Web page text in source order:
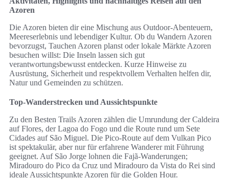
Azoren
Die Azoren bieten dir eine Mischung aus Outdoor-Abenteuern,
Meereserlebnis und lebendiger Kultur. Ob du Wandern Azoren
bevorzugst, Tauchen Azoren planst oder lokale Märkte Azoren
besuchen willst: Die Inseln lassen sich gut
verantwortungsbewusst entdecken. Kurze Hinweise zu
Ausrüstung, Sicherheit und respektvollem Verhalten helfen dir,
Natur und Gemeinden zu schützen.
Top-Wanderstrecken und Aussichtspunkte
Zu den Besten Trails Azoren zählen die Umrundung der Caldeira
auf Flores, der Lagoa do Fogo und die Route rund um Sete
Cidades auf São Miguel. Die Pico-Route auf dem Vulkan Pico
ist spektakulär, aber nur für erfahrene Wanderer mit Führung
geeignet. Auf São Jorge lohnen die Fajã-Wanderungen;
Miradouro do Pico da Cruz und Miradouro da Vista do Rei sind
ideale Aussichtspunkte Azoren für die Golden Hour.